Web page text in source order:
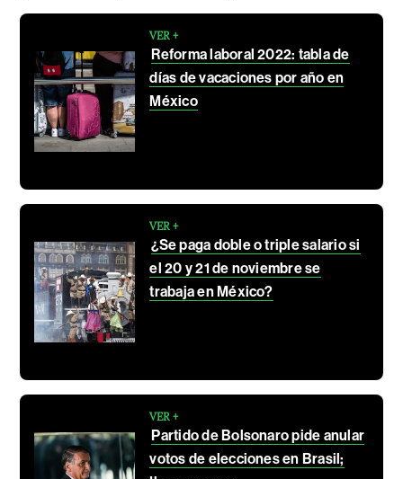
VER +
Reforma laboral 2022: tabla de
días de vacaciones por año en
México
VER +
¿Se paga doble o triple salario si
el 20 y 21 de noviembre se
trabaja en México?
VER +
Partido de Bolsonaro pide anular
votos de elecciones en Brasil;